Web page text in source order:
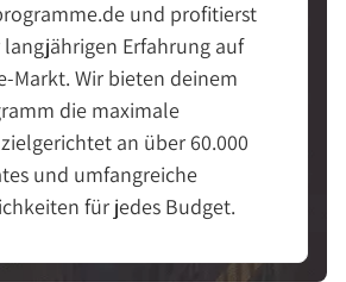
und profitierst
Erfahrung auf
Markt. Wir bieten deinem
die maximale
an über 60.000
und umfangreiche
für jedes Budget.